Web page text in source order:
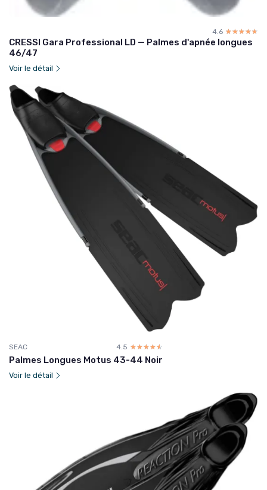
4.6 ☆☆☆☆☆
★★★★★
CRESSI Gara Professional LD — Palmes d'apnée longues
46/47
Voir le détail
SEAC 4.5 ☆☆☆☆☆
★★★★★
Palmes Longues Motus 43-44 Noir
Voir le détail